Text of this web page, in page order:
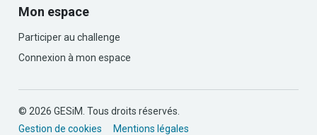
Mon espace
Participer au challenge
Connexion à mon espace
© 2026 GESiM. Tous droits réservés.
Gestion de cookies
Mentions légales